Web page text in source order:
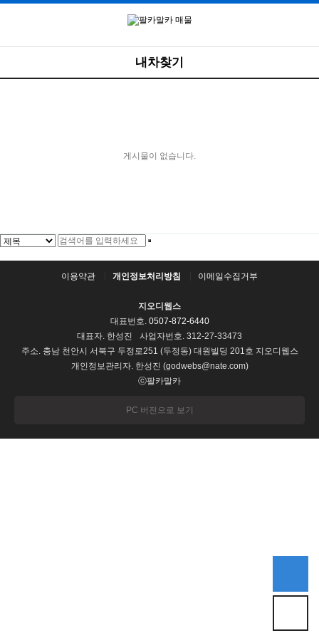
내차찾기
게시물이 없습니다.
이용약관 개인정보처리방침 이메일수집거부
지오디웹스
대표번호. 0507-872-6440
대표자. 한성진
사업자번호. 312-27-33473
주소. 충남 천안시 서북구 두정로251 (두정동) 대원빌딩 201호 지오디웹스
개인정보관리자. 한성진 (godwebs@nate.com)
ⓒ팔카말카
PC 버전으로 보기